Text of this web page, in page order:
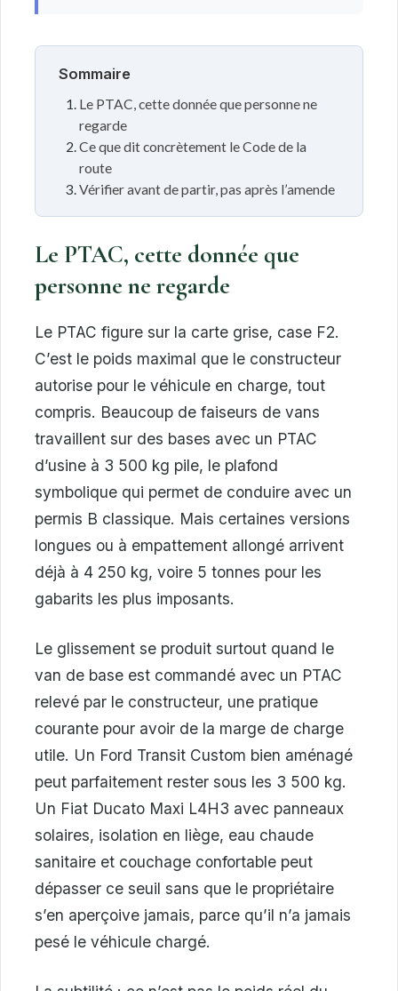
Sommaire
Le PTAC, cette donnée que personne ne
regarde
Ce que dit concrètement le Code de la
route
Vérifier avant de partir, pas après l’amende
Le PTAC, cette donnée que
personne ne regarde
Le PTAC figure sur la carte grise, case F2.
C’est le poids maximal que le constructeur
autorise pour le véhicule en charge, tout
compris. Beaucoup de faiseurs de vans
travaillent sur des bases avec un PTAC
d’usine à 3 500 kg pile, le plafond
symbolique qui permet de conduire avec un
permis B classique. Mais certaines versions
longues ou à empattement allongé arrivent
déjà à 4 250 kg, voire 5 tonnes pour les
gabarits les plus imposants.
Le glissement se produit surtout quand le
van de base est commandé avec un PTAC
relevé par le constructeur, une pratique
courante pour avoir de la marge de charge
utile. Un Ford Transit Custom bien aménagé
peut parfaitement rester sous les 3 500 kg.
Un Fiat Ducato Maxi L4H3 avec panneaux
solaires, isolation en liège, eau chaude
sanitaire et couchage confortable peut
dépasser ce seuil sans que le propriétaire
s’en aperçoive jamais, parce qu’il n’a jamais
pesé le véhicule chargé.